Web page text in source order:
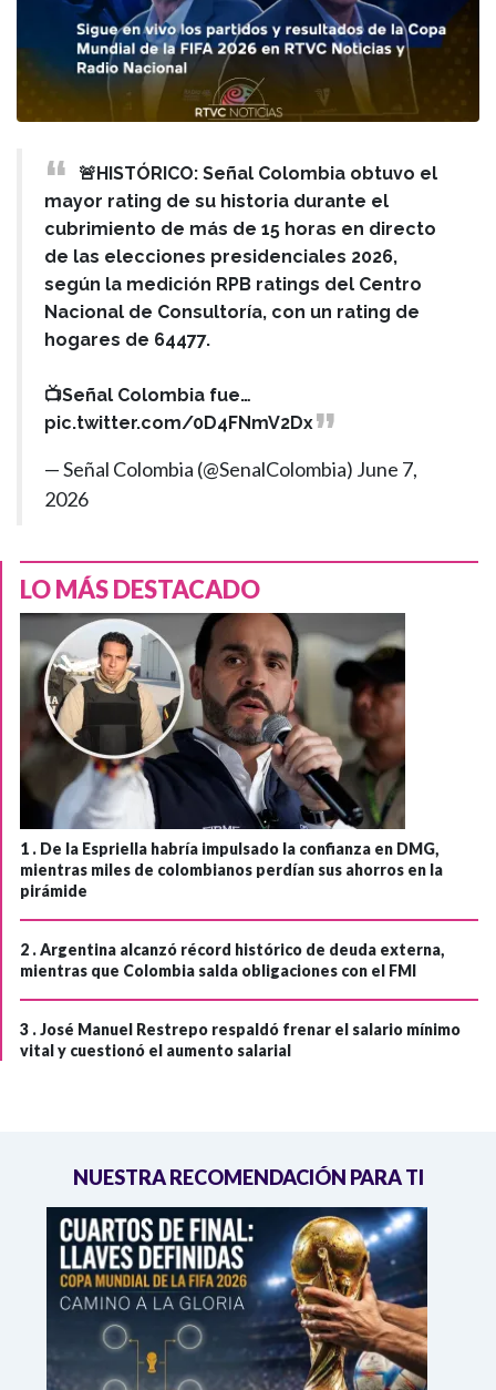
🚨HISTÓRICO: Señal Colombia obtuvo el
mayor rating de su historia durante el
cubrimiento de más de 15 horas en directo
de las elecciones presidenciales 2026,
según la medición RPB ratings del Centro
Nacional de Consultoría, con un rating de
hogares de 64477.
📺Señal Colombia fue…
pic.twitter.com/0D4FNmV2Dx
— Señal Colombia (@SenalColombia) June 7,
2026
LO MÁS DESTACADO
1 . De la Espriella habría impulsado la confianza en DMG,
mientras miles de colombianos perdían sus ahorros en la
pirámide
2 .Argentina alcanzó récord histórico de deuda externa,
mientras que Colombia salda obligaciones con el FMI
3 .José Manuel Restrepo respaldó frenar el salario mínimo
vital y cuestionó el aumento salarial
NUESTRA RECOMENDACIÓN PARA TI